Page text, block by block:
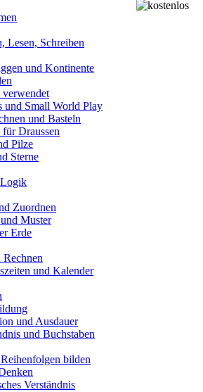
Lesen, Schreiben
und Kontinente
und Small World Play
und Basteln
Draussen
Pilze
Sterne
Zuordnen
Muster
Erde
Rechnen
und Kalender
und Ausdauer
und Buchstaben
bilden
Verständnis